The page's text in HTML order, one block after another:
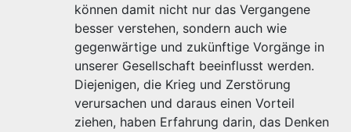
können damit nicht nur das Vergangene
besser verstehen, sondern auch wie
gegenwärtige und zukünftige Vorgänge in
unserer Gesellschaft beeinflusst werden.
Diejenigen, die Krieg und Zerstörung
verursachen und daraus einen Vorteil
ziehen, haben Erfahrung darin, das Denken